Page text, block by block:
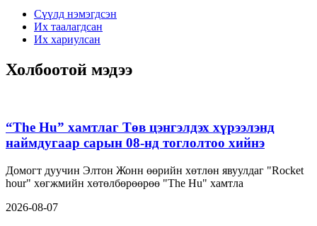
Сүүлд нэмэгдсэн
Их таалагдсан
Их хариулсан
Холбоотой мэдээ
“The Hu” хамтлаг Төв цэнгэлдэх хүрээлэнд
наймдугаар сарын 08-нд тоглолтоо хийнэ
Домогт дуучин Элтон Жонн өөрийн хөтлөн явуулдаг "Rocket
hour" хөгжмийн хөтөлбөрөөрөө "The Hu" хамтла
2026-08-07